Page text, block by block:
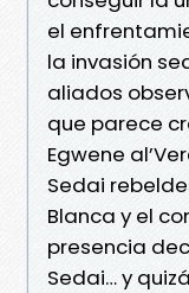
el
la invasión
aliados
que parece
Egwene
Sedai
Blanca y el
presencia
Sedai… y